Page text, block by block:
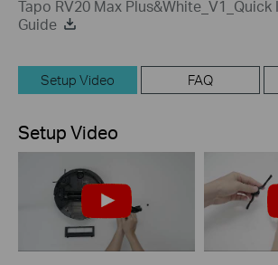
Tapo RV20 Max
Guide
Setup Video FAQ
Setup Video